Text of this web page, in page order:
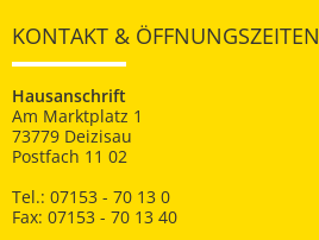
KONTAKT & ÖFFNUNGSZEITEN
Hausanschrift
Am Marktplatz 1
73779 Deizisau
Postfach 11 02
Tel.: 07153 - 70 13 0
Fax: 07153 - 70 13 40